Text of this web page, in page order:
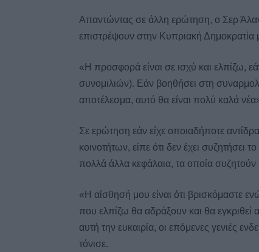
Απαντώντας σε άλλη ερώτηση, ο Σερ
επιστρέψουν στην Κυπριακή
«Η προσφορά είναι σε ισχύ και ελπίζω,
συνομιλιών). Εάν βοηθήσει στη
αποτέλεσμα, αυτό θα είναι πολύ καλά
Σε ερώτηση εάν είχε οποιαδήποτε
κοινοτήτων, είπε ότι δεν έχει συζητήσει
πολλά άλλα κεφάλαια, τα οποία
«Η αίσθησή μου είναι ότι βρισκόμαστε
που ελπίζω θα αδράξουν και θα
αυτή την ευκαιρία, οι επόμενες γενιές
τόνισε.